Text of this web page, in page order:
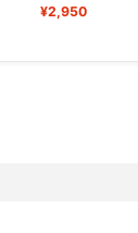
¥2,950